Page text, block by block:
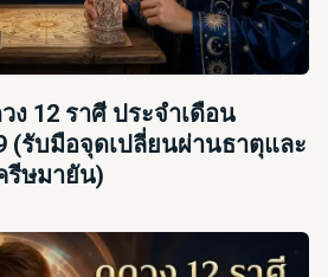
ง 12 ราศี ประจำเดือน
(รับมือจุดเปลี่ยนผ่านธาตุและ
ษมายัน)